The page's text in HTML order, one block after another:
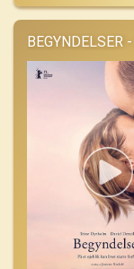
BEGYNDELSER